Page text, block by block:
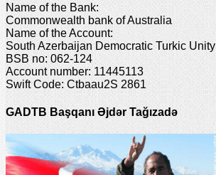
Name of the Bank:
Commonwealth bank of Australia
Name of the Account:
South Azerbaijan Democratic Turkic Unity
BSB no: 062-124
Account number: 11445113
Swift Code: Ctbaau2S 2861
GADTB Başqanı Əjdər Tağızadə